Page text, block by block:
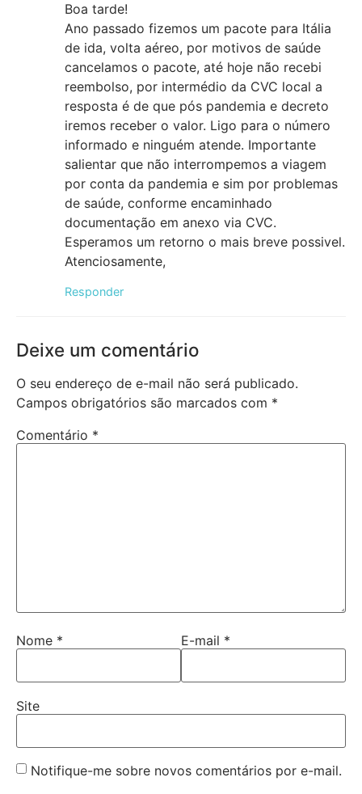
Boa tarde!
Ano passado fizemos um pacote para Itália
de ida, volta aéreo, por motivos de saúde
cancelamos o pacote, até hoje não recebi
reembolso, por intermédio da CVC local a
resposta é de que pós pandemia e decreto
iremos receber o valor. Ligo para o número
informado e ninguém atende. Importante
salientar que não interrompemos a viagem
por conta da pandemia e sim por problemas
de saúde, conforme encaminhado
documentação em anexo via CVC.
Esperamos um retorno o mais breve possivel.
Atenciosamente,
Responder
Deixe um comentário
O seu endereço de e-mail não será publicado.
Campos obrigatórios são marcados com *
Comentário *
Nome * E-mail *
Site
Notifique-me sobre novos comentários por e-mail.